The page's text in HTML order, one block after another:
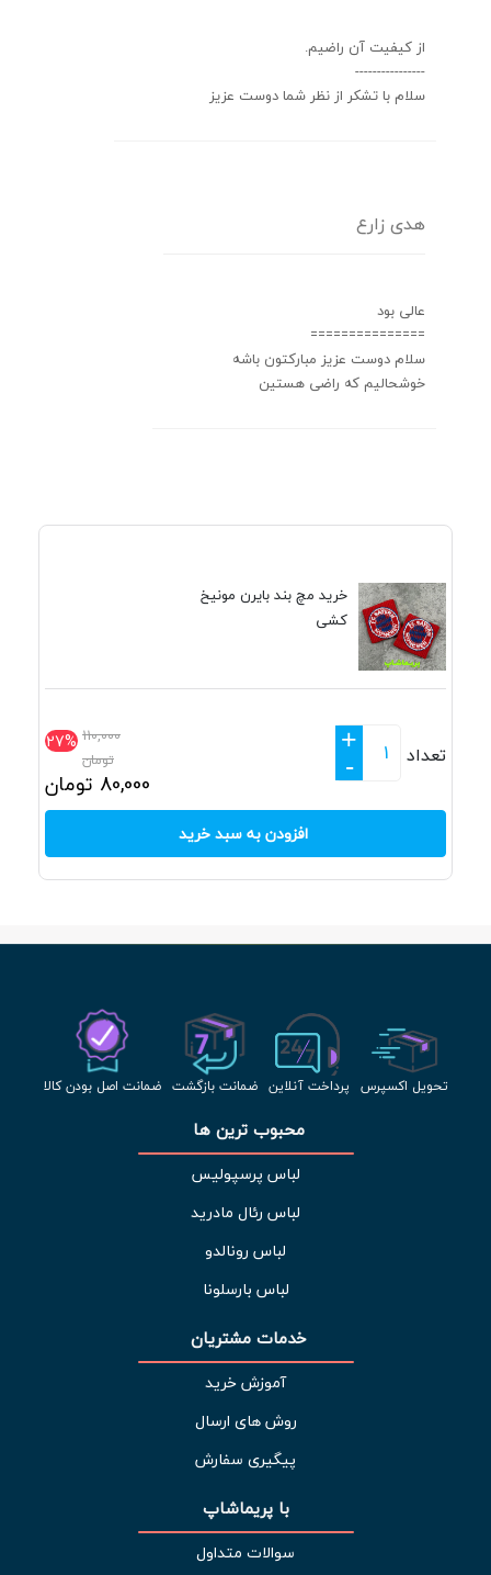
از کیفیت آن راضیم.
----------------
سلام با تشکر از نظر شما دوست عزیز
هدی زارع
عالی بود
===============
سلام دوست عزیز مبارکتون باشه
خوشحالیم که راضی هستین
خرید مچ بند بایرن مونیخ
کشی
27% 110,000
تومان
80,000 تومان
تعداد
+
-
افزودن به سبد خرید
تحویل اکسپرس پرداخت آنلاین ضمانت بازگشت ضمانت اصل بودن کالا
محبوب ترین ها
لباس پرسپولیس
لباس رئال مادرید
لباس رونالدو
لباس بارسلونا
خدمات مشتریان
آموزش خرید
روش های ارسال
پیگیری سفارش
با پریماشاپ
سوالات متداول